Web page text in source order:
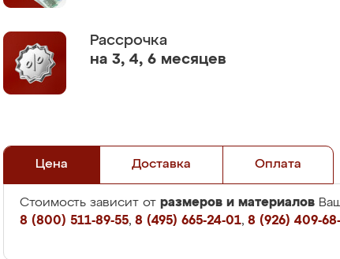
Рассрочка
на 3, 4, 6 месяцев
Цена Доставка Оплата
Стоимость зависит от размеров и материалов
8 (800) 511-89-55, 8 (495) 665-24-01, 8 (926) 409-